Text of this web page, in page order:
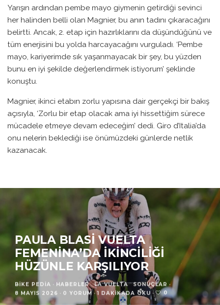
Yarışın ardından pembe mayo giymenin getirdiği sevinci
her halinden belli olan Magnier, bu anın tadını çıkaracağını
belirtti. Ancak, 2. etap için hazırlıklarını da düşündüğünü ve
tüm enerjisini bu yolda harcayacağını vurguladı. ‘Pembe
mayo, kariyerimde sık yaşanmayacak bir şey, bu yüzden
bunu en iyi şekilde değerlendirmek istiyorum’ şeklinde
konuştu.
Magnier, ikinci etabın zorlu yapısına dair gerçekçi bir bakış
açısıyla, ‘Zorlu bir etap olacak ama iyi hissettiğim sürece
mücadele etmeye devam edeceğim’ dedi. Giro d’Italia’da
onu nelerin beklediği ise önümüzdeki günlerde netlik
kazanacak.
PAULA BLASI VUELTA
FEMENINA’DA İKINCILIĞI
HÜZÜNLE KARŞILIYOR
BIKE PEDIA · HABERLER LA VUELTA SONUÇLAR ·
8 MAYIS 2026 · 0 YORUM · 1 DAKIKADA OKU · 0